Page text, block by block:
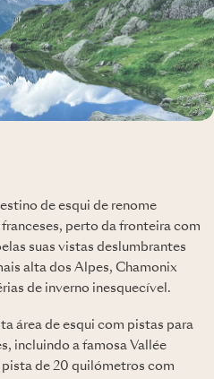
de esqui de renome
perto da fronteira com
suas vistas deslumbrantes
alta dos Alpes, Chamonix
de inverno inesquecível.
área de esqui com pistas para
incluindo a famosa Vallée
pista de 20 quilómetros com